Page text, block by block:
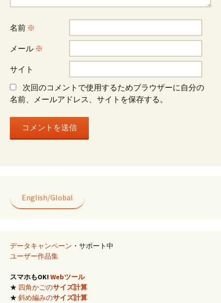
ー
シ
ョ
ン
名前 ※
メール ※
サイト
次回のコメントで使用するためブラウザーに自分の
名前、メールアドレス、サイトを保存する。
English/Global
データキャンペーン ・サポート中
ユーザー作品集
スマホもOK! Webツール
★ 四角かごのサイズ計算
★ 斜め編みのサイズ計算